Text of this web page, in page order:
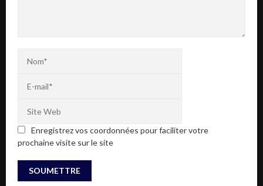
Enregistrez vos coordonnées pour faciliter votre
prochaine visite sur le site